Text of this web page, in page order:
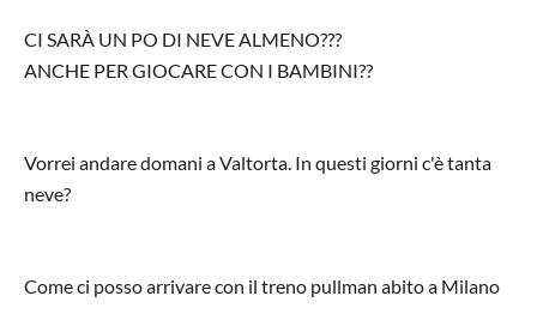
CI SARÀ UN PO DI NEVE ALMENO???
ANCHE PER GIOCARE CON I BAMBINI??
Vorrei andare domani a Valtorta. In questi giorni c'è tanta
neve?
Come ci posso arrivare con il treno pullman abito a Milano